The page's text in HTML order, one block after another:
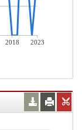
2018
2023